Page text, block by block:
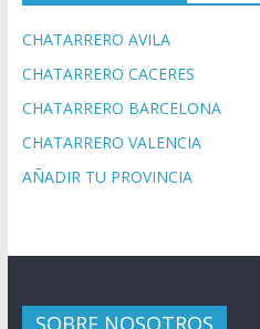
CHATARRERO AVILA
CHATARRERO CACERES
CHATARRERO BARCELONA
CHATARRERO VALENCIA
AÑADIR TU PROVINCIA